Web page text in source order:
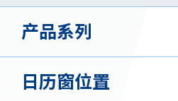
产品系列
日历窗位置